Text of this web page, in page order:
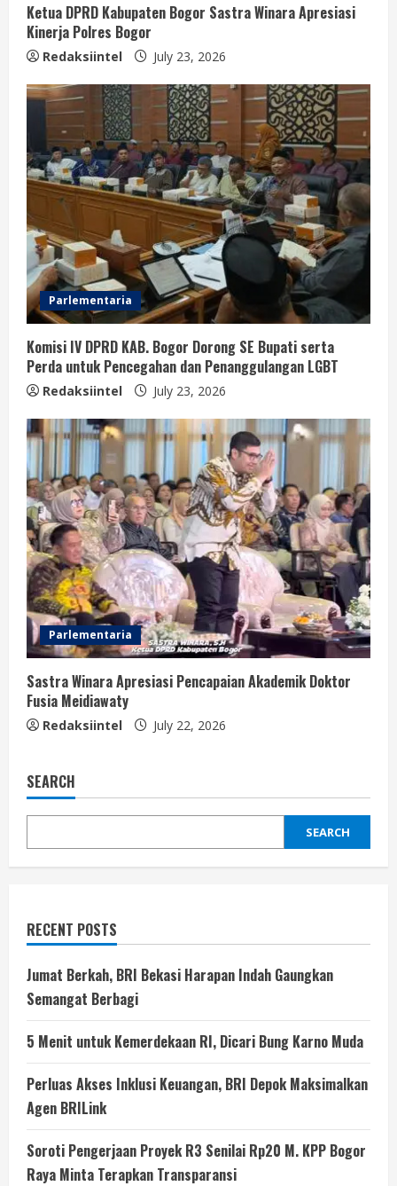
Ketua DPRD Kabupaten Bogor Sastra Winara Apresiasi
Kinerja Polres Bogor
Redaksiintel July 23, 2026
Parlementaria
Komisi IV DPRD KAB. Bogor Dorong SE Bupati serta
Perda untuk Pencegahan dan Penanggulangan LGBT
Redaksiintel July 23, 2026
Parlementaria
Sastra Winara Apresiasi Pencapaian Akademik Doktor
Fusia Meidiawaty
Redaksiintel July 22, 2026
SEARCH
SEARCH
RECENT POSTS
Jumat Berkah, BRI Bekasi Harapan Indah Gaungkan
Semangat Berbagi
5 Menit untuk Kemerdekaan RI, Dicari Bung Karno Muda
Perluas Akses Inklusi Keuangan, BRI Depok Maksimalkan
Agen BRILink
Soroti Pengerjaan Proyek R3 Senilai Rp20 M. KPP Bogor
Raya Minta Terapkan Transparansi